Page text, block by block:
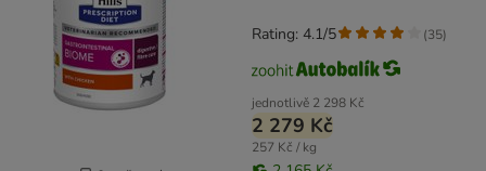
jednotlivě 2 298 Kč
2 279 Kč
257 Kč / kg
Rating: 4.1/5 (35)